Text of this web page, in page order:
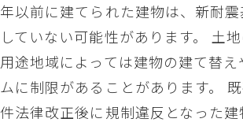
年以前に建てられた建物は、新耐
していない可能性があります。 土
用途地域によっては建物の建て替え
ムに制限があることがあります。
件法律改正後に規制違反となった